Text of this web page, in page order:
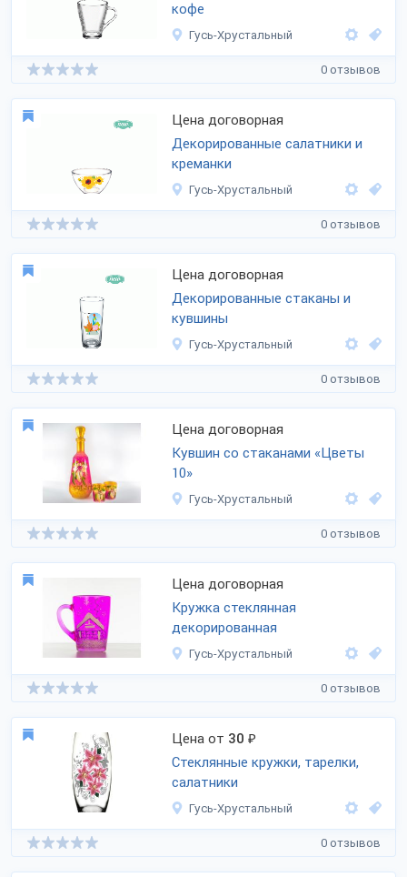
кофе
Гусь-Хрустальный
0 отзывов
Цена договорная
Декорированные салатники и
креманки
Гусь-Хрустальный
0 отзывов
Цена договорная
Декорированные стаканы и
кувшины
Гусь-Хрустальный
0 отзывов
Цена договорная
Кувшин со стаканами «Цветы
10»
Гусь-Хрустальный
0 отзывов
Цена договорная
Кружка стеклянная
декорированная
Гусь-Хрустальный
0 отзывов
Цена от 30 ₽
Стеклянные кружки, тарелки,
салатники
Гусь-Хрустальный
0 отзывов